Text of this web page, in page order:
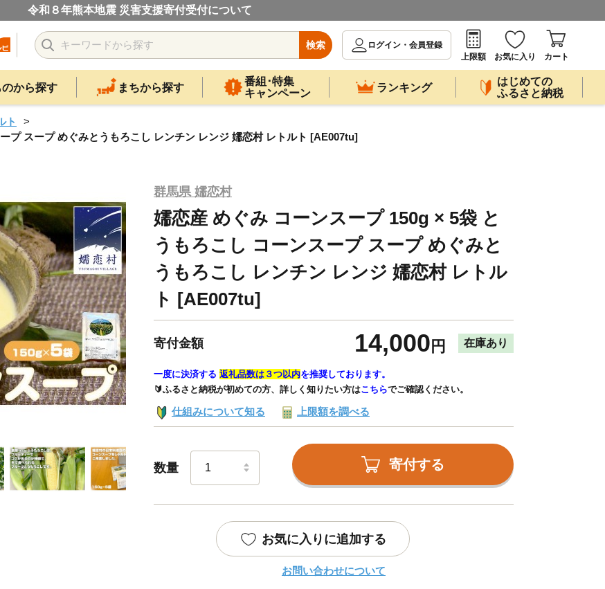
令和８年熊本地震 災害支援寄付受付について
検索
ログイン・会員登録
上限額
お気に入り カート
のから探す まちから探す
番組･特集
キャンペーン
ランキング
はじめての
ふるさと納税
ト
プ スープ めぐみとうもろこし レンチン レンジ 嬬恋村 レトルト [AE007tu]
群馬県 嬬恋村
嬬恋産 めぐみ コーンスープ 150g × 5袋 と
うもろこし コーンスープ スープ めぐみと
うもろこし レンチン レンジ 嬬恋村 レトル
ト [AE007tu]
寄付金額 14,000 円 在庫あり
一度に決済する 返礼品数は３つ以内を推奨しております。
🔰ふるさと納税が初めての方、詳しく知りたい方はこちらでご確認ください。
仕組みについて知る 上限額を調べる
数量 寄付する
お気に入りに追加する
お問い合わせについて